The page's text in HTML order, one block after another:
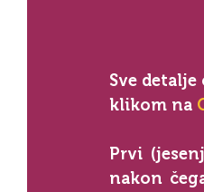
Sve
klikom na
Prvi
nakon